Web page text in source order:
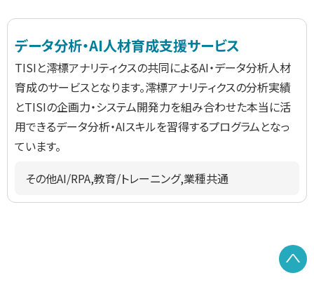
データ分析・AI人材育成支援サービス
TISIと澪標アナリティクスの共同によるAI・データ分析人材
育成のサービスとなります。澪標アナリティクスの分析実績
とTISIの企画力・システム開発力を組み合わせた本当に活
用できるデータ分析・AIスキルを習得するプログラムとなっ
ています。
その他AI/RPA,教育/トレーニング,業種共通